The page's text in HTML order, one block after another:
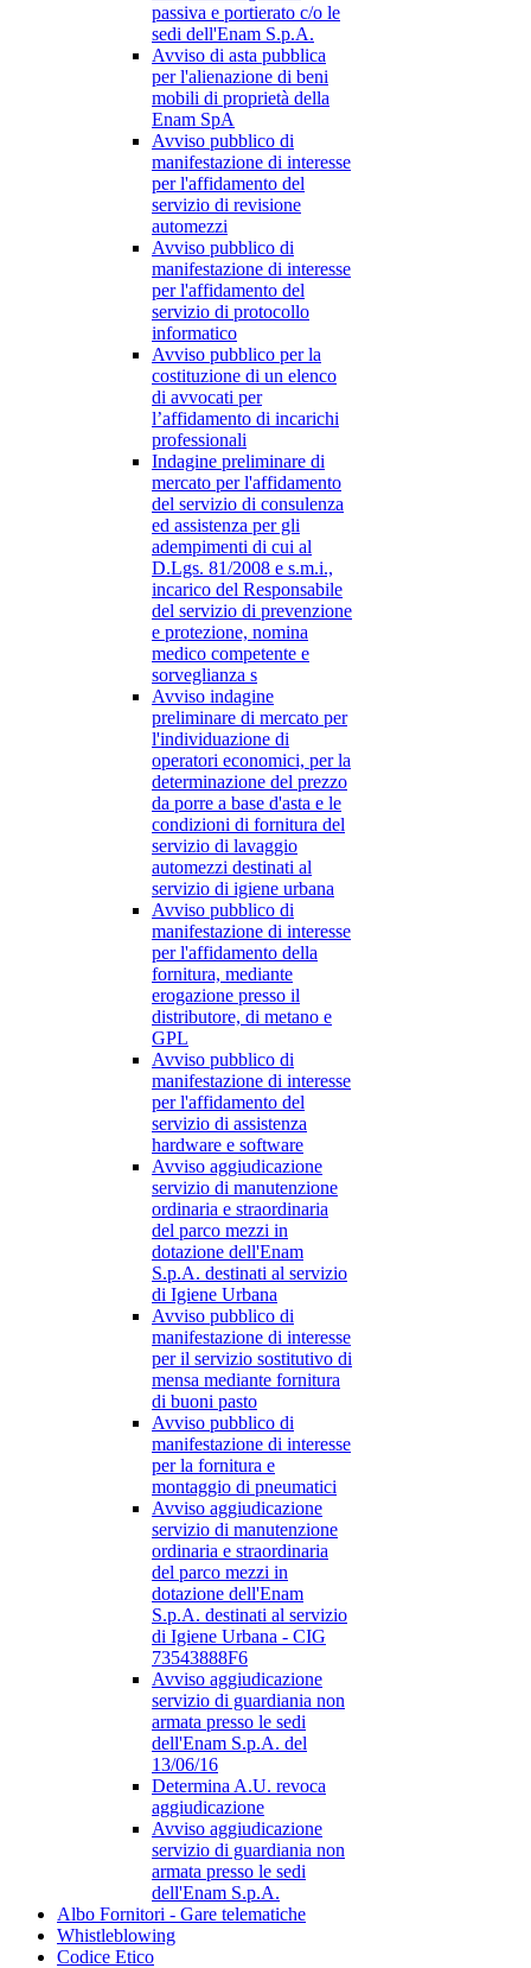
passiva e portierato c/o le
sedi dell'Enam S.p.A.
Avviso di asta pubblica
per l'alienazione di beni
mobili di proprietà della
Enam SpA
Avviso pubblico di
manifestazione di interesse
per l'affidamento del
servizio di revisione
automezzi
Avviso pubblico di
manifestazione di interesse
per l'affidamento del
servizio di protocollo
informatico
Avviso pubblico per la
costituzione di un elenco
di avvocati per
l’affidamento di incarichi
professionali
Indagine preliminare di
mercato per l'affidamento
del servizio di consulenza
ed assistenza per gli
adempimenti di cui al
D.Lgs. 81/2008 e s.m.i.,
incarico del Responsabile
del servizio di prevenzione
e protezione, nomina
medico competente e
sorveglianza s
Avviso indagine
preliminare di mercato per
l'individuazione di
operatori economici, per la
determinazione del prezzo
da porre a base d'asta e le
condizioni di fornitura del
servizio di lavaggio
automezzi destinati al
servizio di igiene urbana
Avviso pubblico di
manifestazione di interesse
per l'affidamento della
fornitura, mediante
erogazione presso il
distributore, di metano e
GPL
Avviso pubblico di
manifestazione di interesse
per l'affidamento del
servizio di assistenza
hardware e software
Avviso aggiudicazione
servizio di manutenzione
ordinaria e straordinaria
del parco mezzi in
dotazione dell'Enam
S.p.A. destinati al servizio
di Igiene Urbana
Avviso pubblico di
manifestazione di interesse
per il servizio sostitutivo di
mensa mediante fornitura
di buoni pasto
Avviso pubblico di
manifestazione di interesse
per la fornitura e
montaggio di pneumatici
Avviso aggiudicazione
servizio di manutenzione
ordinaria e straordinaria
del parco mezzi in
dotazione dell'Enam
S.p.A. destinati al servizio
di Igiene Urbana - CIG
73543888F6
Avviso aggiudicazione
servizio di guardiania non
armata presso le sedi
dell'Enam S.p.A. del
13/06/16
Determina A.U. revoca
aggiudicazione
Avviso aggiudicazione
servizio di guardiania non
armata presso le sedi
dell'Enam S.p.A.
Albo Fornitori - Gare telematiche
Whistleblowing
Codice Etico